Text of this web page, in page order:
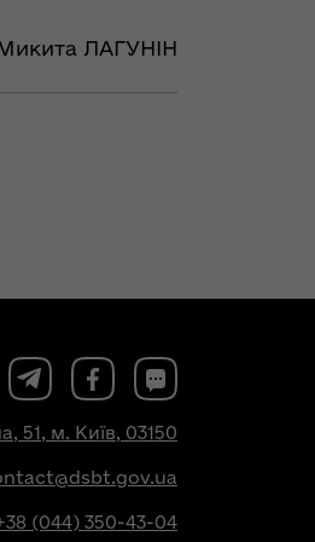
ЛАГУНІН
51, м. Київ, 03150
(044) 350-43-04